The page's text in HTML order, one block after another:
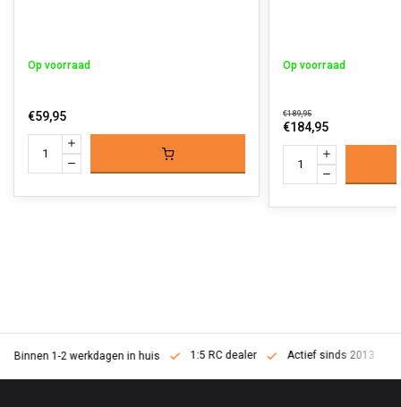
Op voorraad
€59,95
Op voorraad
€189,95
€184,95
Binnen 1-2 werkdagen in huis 1:5 RC dealer Actief sinds 2013